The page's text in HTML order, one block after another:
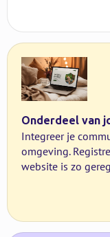
Onderdeel van
Integreer je
omgeving.
website is zo